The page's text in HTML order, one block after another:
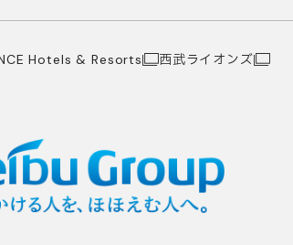
Hotels & Resorts 西武ライオンズ